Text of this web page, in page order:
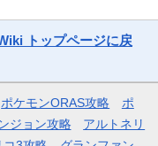
トップページに戻
ポケモンORAS攻略
ポ
ジョン攻略
アルトネリ